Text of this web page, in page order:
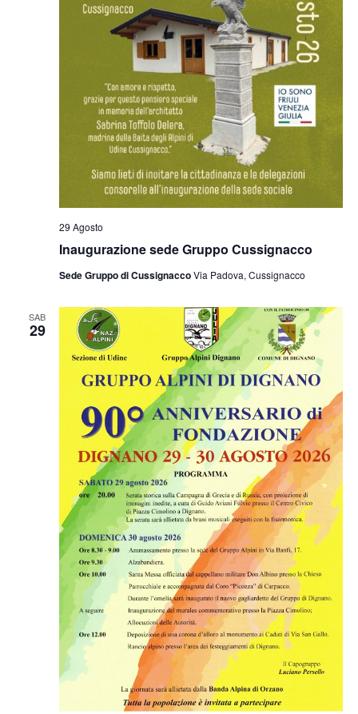
Inaugurazione sede Gruppo Cussignacco
29 Agosto
Sede Gruppo di CussignaccoVia Padova, Cussignacco
SAB
29